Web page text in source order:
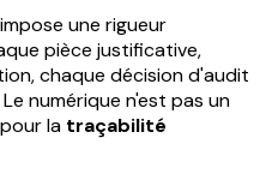
une rigueur
pièce justificative,
chaque décision d'audit
numérique n'est pas un
la traçabilité